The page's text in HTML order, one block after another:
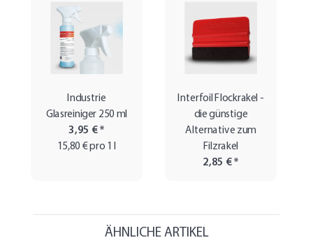
Industrie
Glasreiniger 250 ml
3,95 €*
15,80 € pro 1 l
Interfoil Flockrakel -
die günstige
Alternative zum
Filzrakel
2,85 €*
ÄHNLICHE ARTIKEL